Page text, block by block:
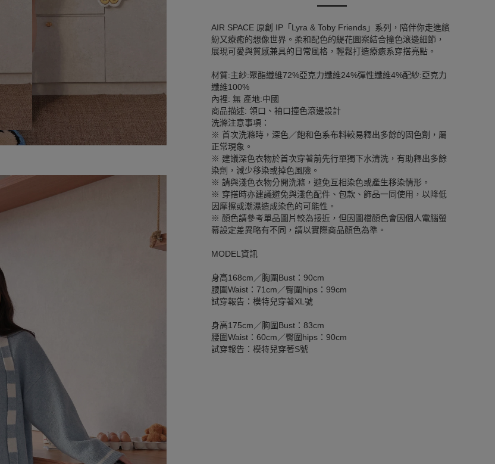
AIR SPACE 原創 IP「Lyra & Toby Friends」系列，陪伴你走進繽
紛又療癒的想像世界。柔和配色的緹花圖案結合撞色滾邊細節，
展現可愛與質感兼具的日常風格，輕鬆打造療癒系穿搭亮點。
材質:主紗:聚酯纖維72%亞克力纖維24%彈性纖維4%配紗:亞克力
纖維100%
內裡: 無 產地:中國
商品描述: 領口、袖口撞色滾邊設計
洗滌注意事項：
※ 首次洗滌時，深色／飽和色系布料較易釋出多餘的固色劑，屬
正常現象。
※ 建議深色衣物於首次穿著前先行單獨下水清洗，有助釋出多餘
染劑，減少移染或掉色風險。
※ 請與淺色衣物分開洗滌，避免互相染色或產生移染情形。
※ 穿搭時亦建議避免與淺色配件、包款、飾品一同使用，以降低
因摩擦或潮濕造成染色的可能性。
※ 顏色請參考單品圖片較為接近，但因圖檔顏色會因個人電腦螢
幕設定差異略有不同，請以實際商品顏色為準。
MODEL資訊
身高168cm／胸圍Bust：90cm
腰圍Waist：71cm／臀圍hips：99cm
試穿報告：模特兒穿著XL號
身高175cm／胸圍Bust：83cm
腰圍Waist：60cm／臀圍hips：90cm
試穿報告：模特兒穿著S號